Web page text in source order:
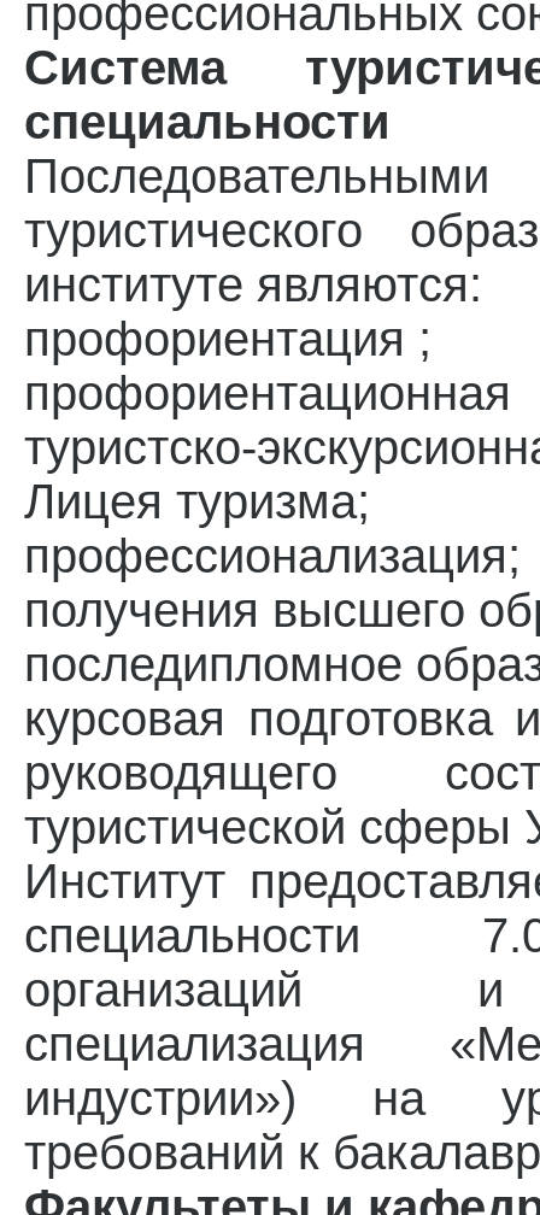
профессиональных
Система
специальности
туристического
институте являются:
профориентация ;
туристско-
Лицея туризма;
профессионализация;
получения высшего
последипломное
курсовая
руководящего
туристической сферы
Институт
специальности
организаций и
специализация
индустрии») на
требований к